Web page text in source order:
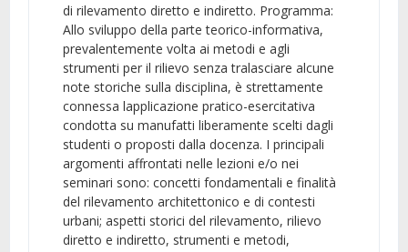
di rilevamento diretto e indiretto. Programma:
Allo sviluppo della parte teorico-informativa,
prevalentemente volta ai metodi e agli
strumenti per il rilievo senza tralasciare alcune
note storiche sulla disciplina, è strettamente
connessa lapplicazione pratico-esercitativa
condotta su manufatti liberamente scelti dagli
studenti o proposti dalla docenza. I principali
argomenti affrontati nelle lezioni e/o nei
seminari sono: concetti fondamentali e finalità
del rilevamento architettonico e di contesti
urbani; aspetti storici del rilevamento, rilievo
diretto e indiretto, strumenti e metodi,